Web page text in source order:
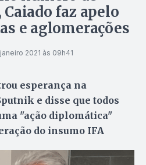
Caiado faz apelo
e aglomerações
2021 às 09h41
esperança na
e disse que todos
"ação diplomática"
do insumo IFA